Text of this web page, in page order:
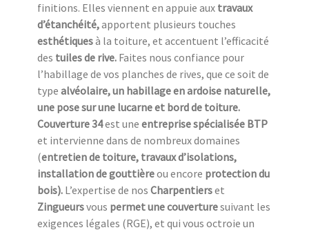
finitions. Elles viennent en appuie aux travaux
d’étanchéité,apportent plusieurs touches
esthétiquesà la toiture, et accentuent l’efficacité
des tuiles de rive. Faites nous confiance pour
l’habillage de vos planches de rives, que ce soit de
type alvéolaire, un habillage en ardoise naturelle,
une pose sur une lucarne et bord de toiture.
Couverture 34est une entreprise spécialisée BTP
et intervienne dans de nombreux domaines
(entretien de toiture, travaux d’isolations,
installation de gouttièreou encore protection du
bois). L’expertise de nos Charpentierset
Zingueursvous permet une couverturesuivant les
exigences légales (RGE), et qui vous octroie un